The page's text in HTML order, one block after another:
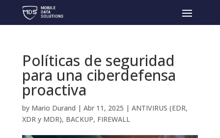
Políticas de seguridad
para una ciberdefensa
proactiva
by Mario Durand | Abr 11, 2025 | ANTIVIRUS (EDR,
XDR y MDR), BACKUP, FIREWALL